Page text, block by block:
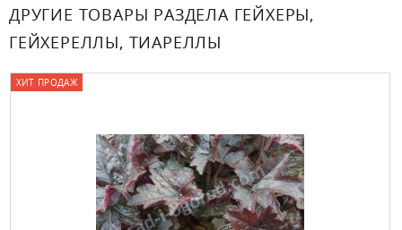
ДРУГИЕ ТОВАРЫ РАЗДЕЛА ГЕЙХЕРЫ,
ГЕЙХЕРЕЛЛЫ, ТИАРЕЛЛЫ
ХИТ ПРОДАЖ